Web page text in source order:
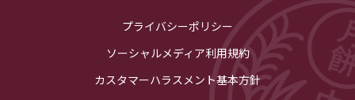
プライバシーポリシー
ソーシャルメディア利用規約
カスタマーハラスメント基本方針